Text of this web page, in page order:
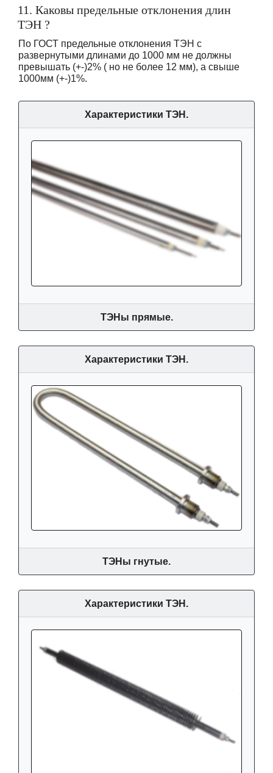
11. Каковы предельные отклонения длин
ТЭН ?
По ГОСТ предельные отклонения ТЭН с
развернутыми длинами до 1000 мм не должны
превышать (+-)2% ( но не более 12 мм), а свыше
1000мм (+-)1%.
Характеристики ТЭН.
ТЭНы прямые.
Характеристики ТЭН.
ТЭНы гнутые.
Характеристики ТЭН.